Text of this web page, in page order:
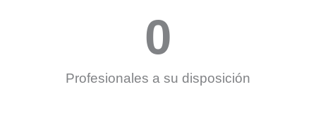
Profesionales a su disposición
0